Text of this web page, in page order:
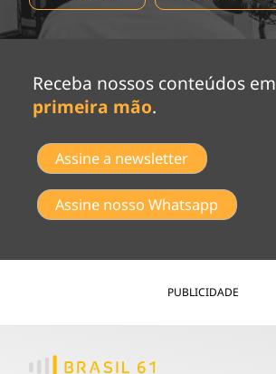
Receba nossos conteúdos em
primeira mão.
Assine a newsletter
Assine nosso Whatsapp
PUBLICIDADE